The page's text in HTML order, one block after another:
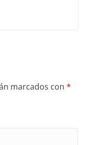
marcados con *